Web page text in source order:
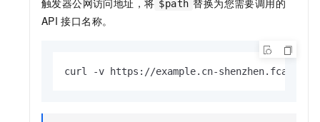
$path
API 接口名称。
curl -v https://example.cn-